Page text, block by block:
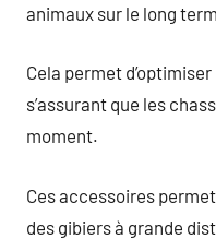
animaux sur le long
Cela permet
s’assurant que les
moment.
Ces accessoires
des gibiers à grande